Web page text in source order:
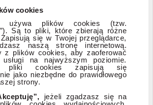
cookies
używa plików cookies (tzw.
Są to pliki, które zbierają różne
się w Twojej przeglądarce,
naszą stronę internetową.
z plików cookies, aby zaoferować
na najwyższym poziomie.
pliki cookies zapisują się
jako niezbędne do prawidłowego
strony.
jeżeli zgadzasz się na